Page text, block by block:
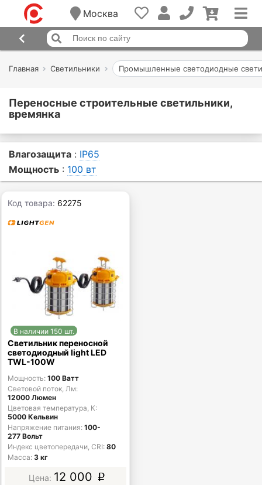
Москва
Главная Светильники Промышленные светодиодные
Переносные строительные светильники,
времянка
Влагозащита : IP65
Мощность : 100 вт
Код товара: 62275
В наличии 150 шт.
Светильник переносной
светодиодный light LED
TWL-100W
Мощность 100 Ватт
Световой поток, Лм
12000 Люмен
Цветовая температура, К
5000 Кельвин
Напряжение питания 100-
277 Вольт
Индекс цветопередачи, CRI 80
Масса 3 кг
12 000 p